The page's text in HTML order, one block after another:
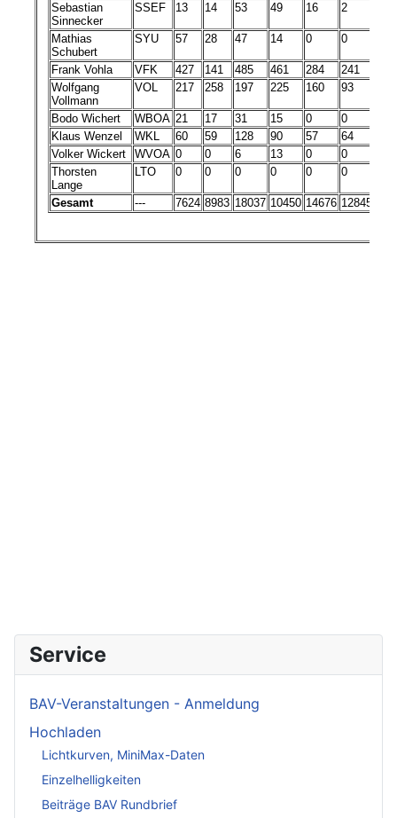
Service
BAV-Veranstaltungen - Anmeldung
Hochladen
Lichtkurven, MiniMax-Daten
Einzelhelligkeiten
Beiträge BAV Rundbrief